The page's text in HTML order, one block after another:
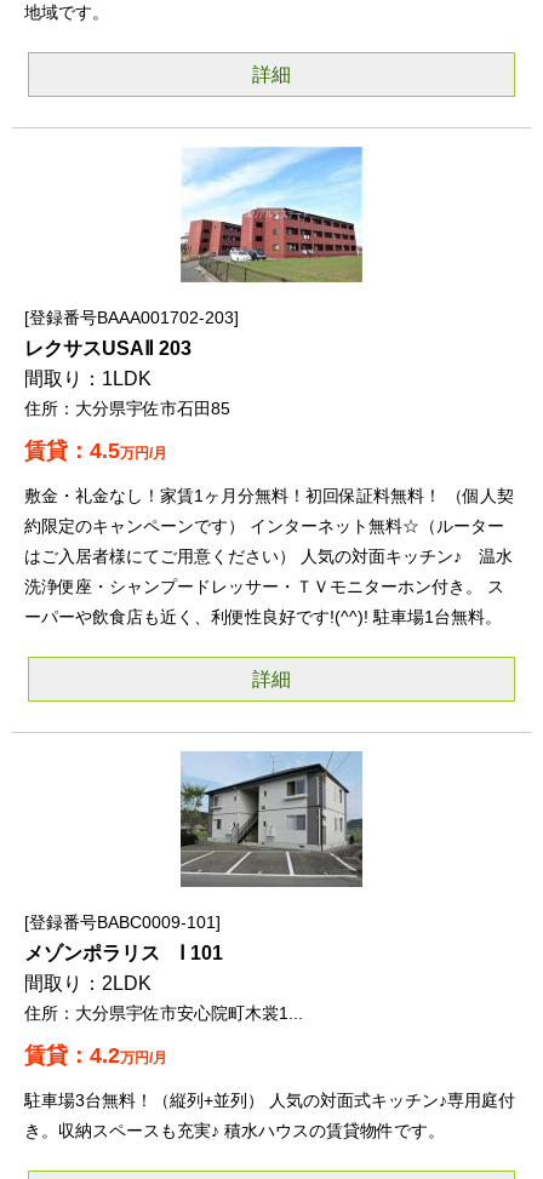
地域です。
詳細
登録番号BAAA001702-203
レクサスUSAⅡ 203
1LDK
大分県宇佐市石田85
4.5万円/月
敷金・礼金なし！家賃1ヶ月分無料！初回保証料無料！ （個人契
約限定のキャンペーンです） インターネット無料☆（ルーター
はご入居者様にてご用意ください） 人気の対面キッチン♪ 温水
洗浄便座・シャンプードレッサー・ＴＶモニターホン付き。 ス
ーパーや飲食店も近く、利便性良好です!(^^)! 駐車場1台無料。
詳細
登録番号BABC0009-101
メゾンポラリス Ⅰ 101
2LDK
大分県宇佐市安心院町木裳1...
4.2万円/月
駐車場3台無料！（縦列+並列） 人気の対面式キッチン♪専用庭付
き。収納スペースも充実♪ 積水ハウスの賃貸物件です。